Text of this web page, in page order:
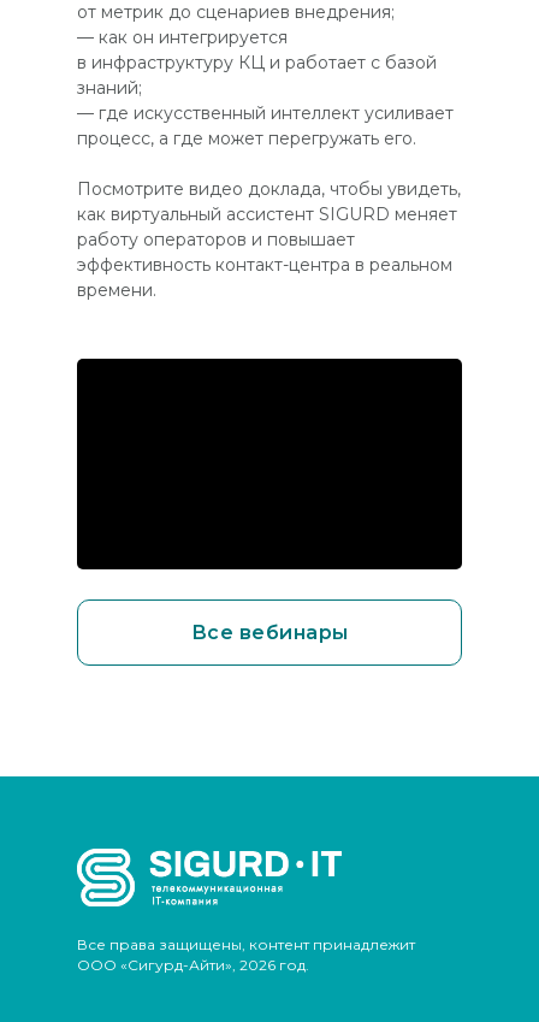
от метрик до сценариев внедрения;
— как он интегрируется
в инфраструктуру КЦ и работает с базой
знаний;
— где искусственный интеллект усиливает
процесс, а где может перегружать его.
Посмотрите видео доклада, чтобы увидеть,
как виртуальный ассистент SIGURD меняет
работу операторов и повышает
эффективность контакт-центра в реальном
времени.
Все вебинары
Все права защищены, контент принадлежит
ООО «Сигурд-Айти», 2026 год.